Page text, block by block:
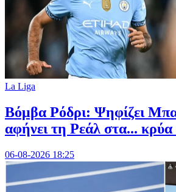
La Liga
Βόμβα Ρόδρι: Ψηφίζει
αφήνει τη Ρεάλ στα... κρύα
06-08-2026 18:25